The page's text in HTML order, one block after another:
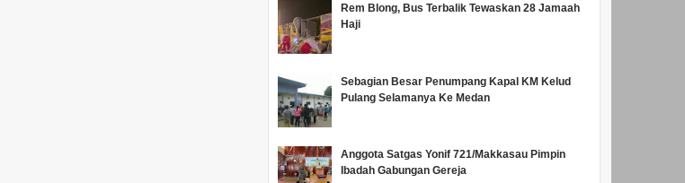
Rem Blong, Bus Terbalik Tewaskan 28 Jamaah
Haji
Sebagian Besar Penumpang Kapal KM Kelud
Pulang Selamanya Ke Medan
Anggota Satgas Yonif 721/Makkasau Pimpin
Ibadah Gabungan Gereja